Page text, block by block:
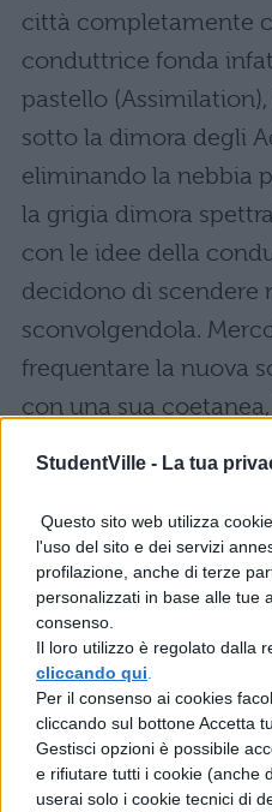
StudentVille - La tua
Questo sito web utilizza
l'uso del sito e dei servizi
profilazione, anche di terze
personalizzati in base alle tue
consenso.
Il loro utilizzo è regolato dalla
cliccando qui
Per il consenso ai cookies
cliccando sul bottone Accetta
Gestisci opzioni è possibile
e rifiutare tutti i cookie (anche
userai solo i cookie tecnici di
città completamente
conduttrice fonda
pastello
sotto la dimora degli
eliminando la nebbia
la grigia dimora
con le idee della
decidono di scendere
sconvolgendola.
frequentare la nuova
con una sua
inoltre i classici
raccontato di come
siano conosciuti e
svolge durante
riunione di famiglia
occasione della
Pugsley.
La famiglia